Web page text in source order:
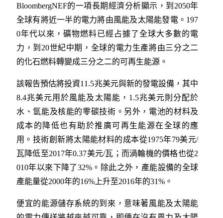
BloombergNEF的一項長期經濟分析顯示，到2050年
全球有將近一半的電力將由風能及太陽能發電。197
0年代以來，礦物燃料已經占據了全球大多數的電
力，到20世紀中期，全球的電力生產將由三分之二
的化石燃料轉變成三分之二的可再生能源。
該報告預估將投資11.5兆美元與新的發電設備，其中
8.4兆美元用於風能及太陽能，1.5兆美元則分配於
水、氫能及核能的零碳技術。另外，電池的材料及
成本的降低也有助於推廣可再生能源在全球的應
用。技術創新將太陽能材料的成本從1975年79美元/
瓦降低至2017年0.37美元/瓦；而渦輪機的價格也從2
010年以來下降了32%。除此之外，產能設備的全球
產能量從2000年的16%上升至2016年的31%。
便宜的能源儲存系統的到來，意味著風能及太陽能